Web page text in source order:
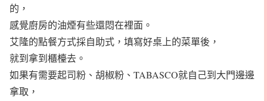
的，
感覺廚房的油煙有些還悶在裡面。
艾隆的點餐方式採自助式，填寫好桌上的菜單後，
就到拿到櫃檯去。
如果有需要起司粉、胡椒粉、TABASCO就自己到大門邊邊
拿取，